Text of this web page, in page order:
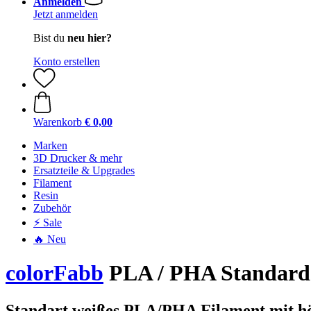
Jetzt anmelden
Bist du neu hier?
Konto erstellen
Warenkorb € 0,00
Marken
3D Drucker & mehr
Ersatzteile & Upgrades
Filament
Resin
Zubehör
⚡ Sale
🔥 Neu
colorFabb PLA / PHA